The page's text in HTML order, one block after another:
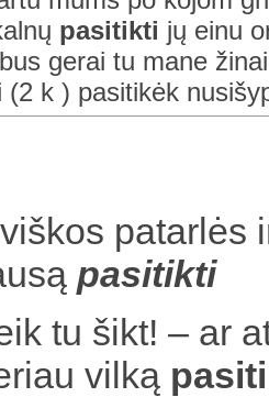
pasitikti jų einu
gerai tu mane
(2 k ) pasitikėk
patarlės
pasitikti
tu šikt! – ar
vilką